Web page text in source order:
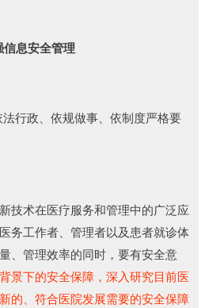
信息安全管理
行政、依规做事、依制度严格要
术在医疗服务和管理中的广泛应
务工作者、管理者以及患者就诊体
、管理效率的同时，要有安全意
景下的安全保障，深入研究目前医
的、符合医院发展需要的安全保障